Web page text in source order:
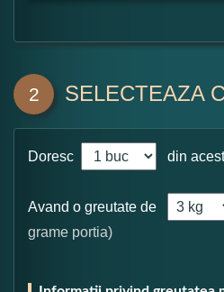
2 SELECTEAZA
Doresc din
Avand o greutate de
grame portia)